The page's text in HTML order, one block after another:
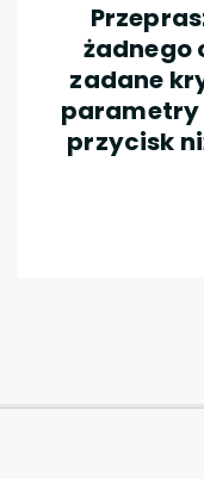
żadnego
zadane
przycisk